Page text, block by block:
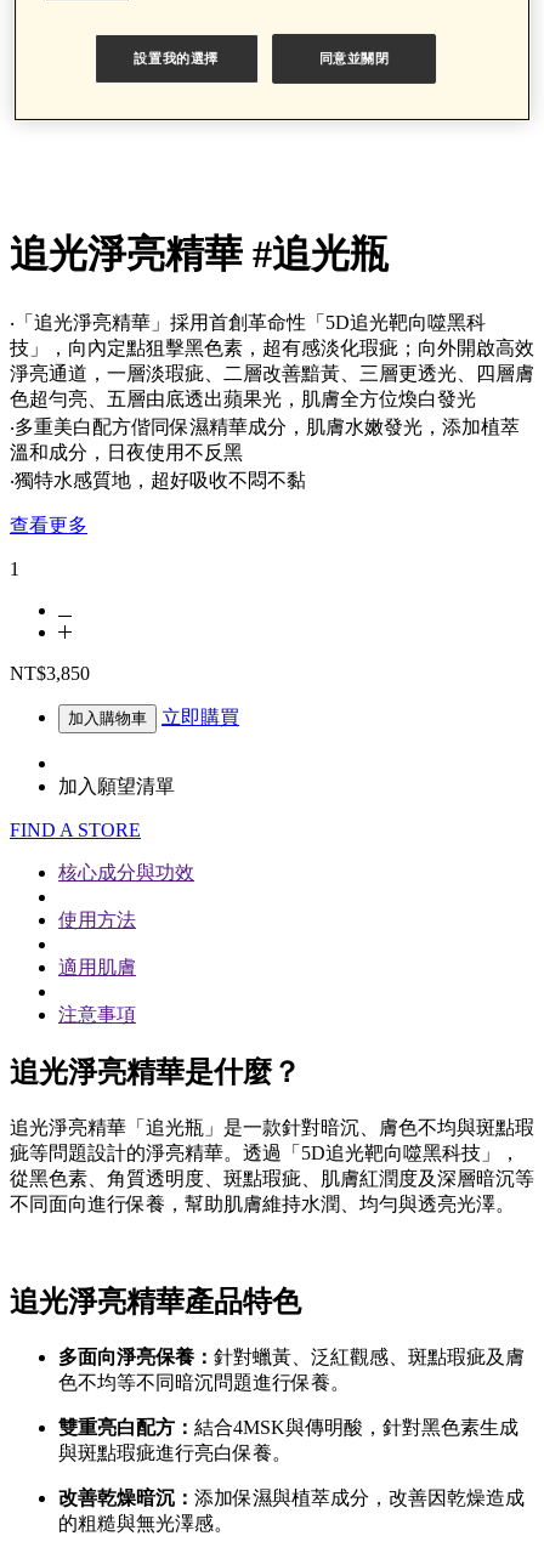
追光淨亮精華 #追光瓶
‧「追光淨亮精華」採用首創革命性「5D追光靶向噬黑科
技」，向內定點狙擊黑色素，超有感淡化瑕疵；向外開啟高效
淨亮通道，一層淡瑕疵、二層改善黯黃、三層更透光、四層膚
色超勻亮、五層由底透出蘋果光，肌膚全方位煥白發光
‧多重美白配方偕同保濕精華成分，肌膚水嫩發光，添加植萃
溫和成分，日夜使用不反黑
‧獨特水感質地，超好吸收不悶不黏
查看更多
1
NT$3,850
加入購物車 立即購買
加入願望清單
FIND A STORE
核心成分與功效
使用方法
適用肌膚
注意事項
追光淨亮精華是什麼？
追光淨亮精華「追光瓶」是一款針對暗沉、膚色不均與斑點瑕
疵等問題設計的淨亮精華。透過「5D追光靶向噬黑科技」，
從黑色素、角質透明度、斑點瑕疵、肌膚紅潤度及深層暗沉等
不同面向進行保養，幫助肌膚維持水潤、均勻與透亮光澤。
追光淨亮精華產品特色
多面向淨亮保養： 針對蠟黃、泛紅觀感、斑點瑕疵及膚
色不均等不同暗沉問題進行保養。
雙重亮白配方： 結合4MSK與傳明酸，針對黑色素生成
與斑點瑕疵進行亮白保養。
改善乾燥暗沉： 添加保濕與植萃成分，改善因乾燥造成
的粗糙與無光澤感。
設置我的選擇 同意並關閉